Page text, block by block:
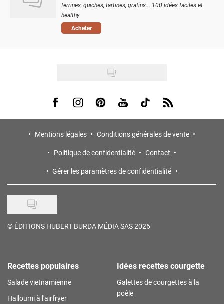
terrines, quiches, tartines, gratins... 100 idées faciles et
healthy
Acheter
Visit us on Facebook
Visit us on Instagram
Visit us on Pinterest
Visit us on Youtube
Visit us on Tiktok
Visit us on Rss
Mentions légales
Conditions générales de vente
Politique de confidentialité
Contact
Gérer les paramètres de confidentialité
© ÉDITIONS HUBERT BURDA MÉDIA SAS 2026
Recettes populaires
Salade vietnamienne
Halloumi à l'airfryer
Idées recettes courgette
Galettes de courgettes à la
poêle